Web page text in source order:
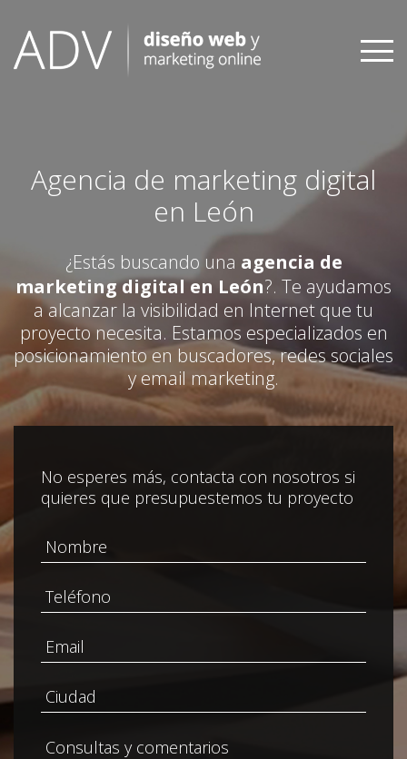
content
Agencia de marketing digital
en León
¿Estás buscando una agencia de
marketing digital en León?. Te ayudamos
a alcanzar la visibilidad en Internet que tu
proyecto necesita. Estamos especializados en
posicionamiento en buscadores, redes sociales
y email marketing.
No esperes más, contacta con nosotros si
quieres que presupuestemos tu proyecto